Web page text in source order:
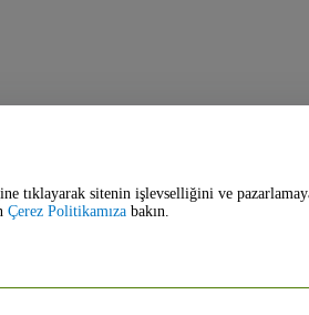
tıklayarak sitenin işlevselliğini ve
Çerez Politikamıza bakın.